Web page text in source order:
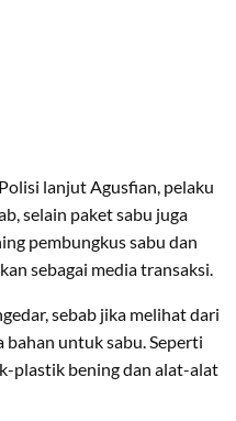
lanjut Agusfian, pelaku
selain paket sabu juga
pembungkus sabu dan
sebagai media transaksi.
sebab jika melihat dari
bahan untuk sabu. Seperti
plastik bening dan alat-alat